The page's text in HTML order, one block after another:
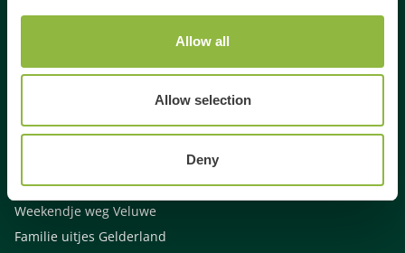
Allow all
Allow selection
Deny
Activiteiten Veluwe
Weekendje weg Gelderland
Weekendje weg Veluwe
Familie uitjes Gelderland